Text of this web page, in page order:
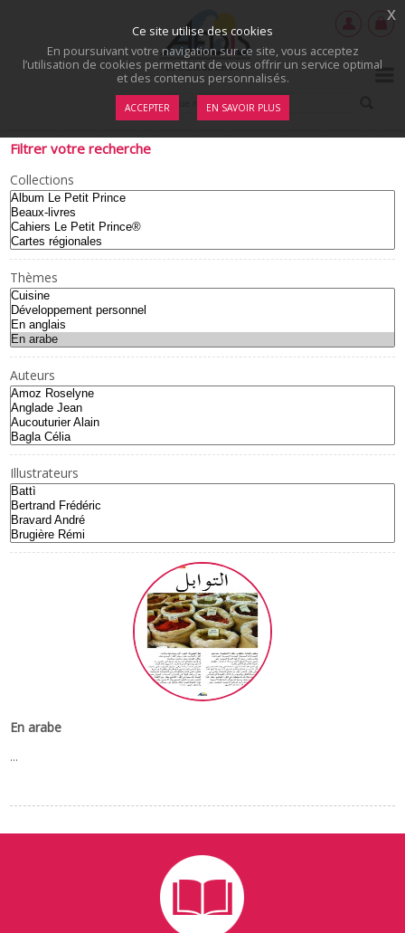
Filtrer votre recherche
Collections
Thèmes
Auteurs
Illustrateurs
En arabe
...
Ce site utilise des cookies
En poursuivant votre navigation sur ce site, vous acceptez
l’utilisation de cookies permettant de vous offrir un service optimal
et des contenus personnalisés.
ACCEPTER EN SAVOIR PLUS
x